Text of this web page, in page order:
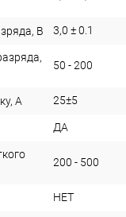
В 3,0 ± 0.1
50 - 200
А 25±5
ДА
200 - 500
НЕТ